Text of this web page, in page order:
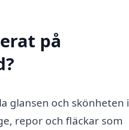
på
glansen och skönheten i
repor och fläckar som